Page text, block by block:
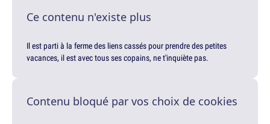
Ce contenu n'existe plus
Il est parti à la ferme des liens cassés pour prendre des petites
vacances, il est avec tous ses copains, ne t'inquiète pas.
Contenu bloqué par vos choix de cookies